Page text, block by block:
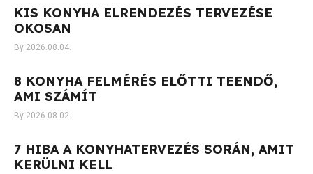
KIS KONYHA ELRENDEZÉS TERVEZÉSE
OKOSAN
2026.08.04.
8 KONYHA FELMÉRÉS ELŐTTI TEENDŐ,
AMI SZÁMÍT
2026.08.02.
7 HIBA A KONYHATERVEZÉS SORÁN, AMIT
KERÜLNI KELL